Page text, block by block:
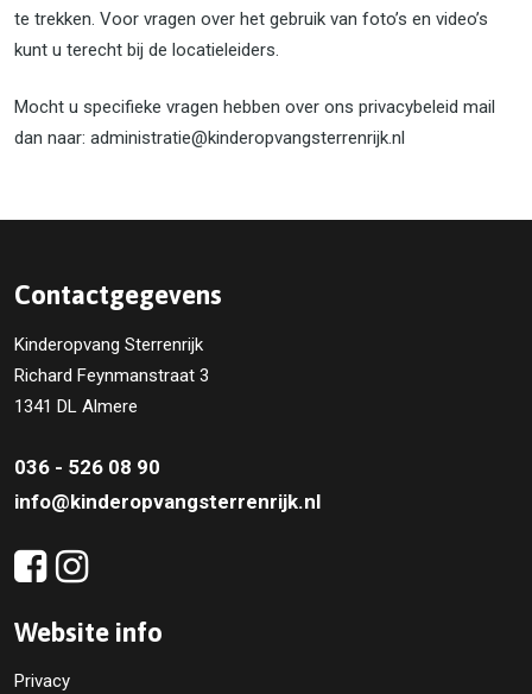
te trekken. Voor vragen over het gebruik van foto’s en video’s
kunt u terecht bij de locatieleiders.
Mocht u specifieke vragen hebben over ons privacybeleid mail
dan naar: administratie@kinderopvangsterrenrijk.nl
Contactgegevens
Kinderopvang Sterrenrijk
Richard Feynmanstraat 3
1341 DL Almere
036 - 526 08 90
info@kinderopvangsterrenrijk.nl
Website info
Privacy